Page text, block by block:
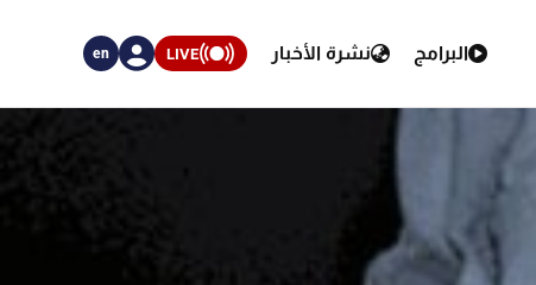
البرامج نشرة الأخبار LIVE
en